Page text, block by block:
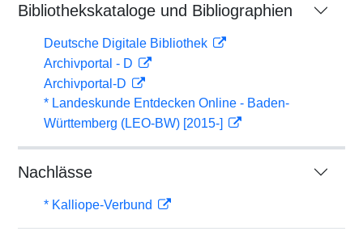
Bibliothekskataloge und Bibliographien
Deutsche Digitale Bibliothek
Archivportal - D
Archivportal-D
* Landeskunde Entdecken Online - Baden-
Württemberg (LEO-BW) [2015-]
Nachlässe
* Kalliope-Verbund